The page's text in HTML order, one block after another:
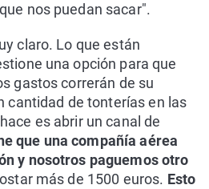
nos puedan sacar".
claro. Lo que están
una opción para que
gastos correrán de su
cantidad de tonterías en las
es abrir un canal de
que una compañía aérea
y nosotros paguemos otro
más de 1500 euros. Esto